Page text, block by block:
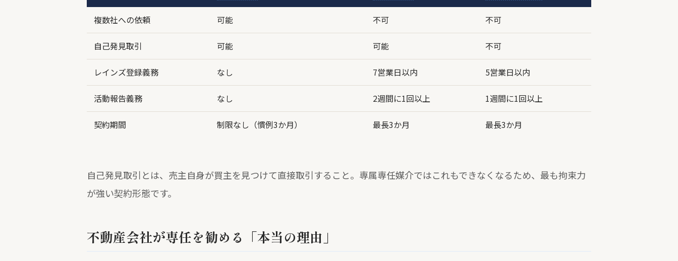
複数社への依頼 可能 不可 不可
自己発見取引 可能 可能 不可
レインズ登録義務 なし 7営業日以内 5営業日以内
活動報告義務 なし 2週間に1回以上 1週間に1回以上
契約期間 制限なし（慣例3か月） 最長3か月 最長3か月
自己発見取引とは、売主自身が買主を見つけて直接取引すること。専属専任媒介ではこれもできなくなるため、最も拘束力
が強い契約形態です。
不動産会社が専任を勧める「本当の理由」